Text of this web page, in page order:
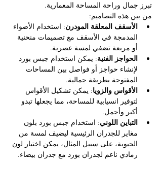
تبرز جمال وراحة المساحة المعمارية.
من بين هذه التصاميم:
الأسقف المعلقة المودرن: استخدام الأضواء
المدمجة في الأسقف مع تصميمات منحنية
أو مربعة تضفي لمسة عصرية.
الحواجز الفنية: يمكن استخدام جبس بورد
لإنشاء حواجز أو فواصل بين المساحات
المفتوحة بطريقة جمالية.
الأقواس والزويا: يمكن تشكيل الأقواس
لتوفير انسيابية للمساحة، مما يجعلها تبدو
أكبر وأجمل.
التباين اللوني: استخدام جبس بورد بلون
مغاير للجدران الرئيسية ليضيف لمسة من
الحيوية، على سبيل المثال، يمكن اختيار لون
رمادي ناعم لجدران بورد مع جدران بيضاء.